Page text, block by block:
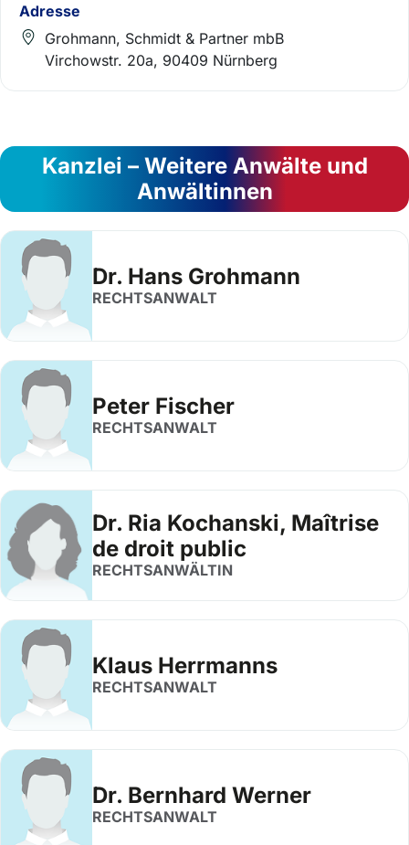
Adresse
Grohmann, Schmidt & Partner mbB
Virchowstr. 20a, 90409 Nürnberg
Kanzlei – Weitere Anwälte und
Anwältinnen
Dr. Hans Grohmann
RECHTSANWALT
Peter Fischer
RECHTSANWALT
Dr. Ria Kochanski, Maîtrise
de droit public
RECHTSANWÄLTIN
Klaus Herrmanns
RECHTSANWALT
Dr. Bernhard Werner
RECHTSANWALT